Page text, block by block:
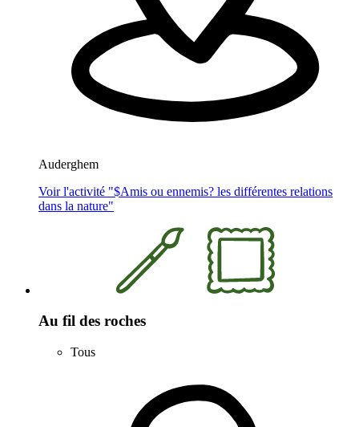
Auderghem
Voir l'activité "$Amis ou ennemis? les différentes relations
dans la nature"
Au fil des roches
Tous